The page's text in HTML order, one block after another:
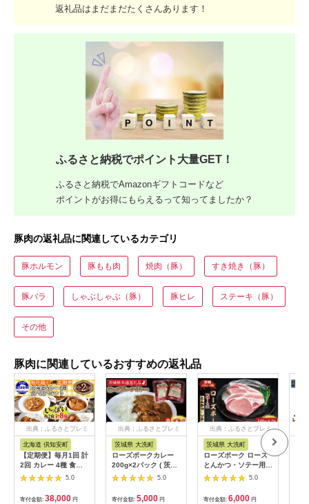
返礼品はまだまだたくさんあります！
ふるさと納税でポイント大量GET！
ふるさと納税でAmazonギフトコードなど
ポイントがお得にもらえるって知ってましたか？
豚肉の返礼品に関連しているカテゴリ
豚ホルモン 豚もも肉 焼肉（豚） すき焼き（豚）
豚バラ しゃぶしゃぶ（豚） 豚ヒレ ステーキ（豚）
その他
豚肉に関連しているおすすめの返礼品
出典：ふるさとプレミ
北海道 倶知安町
【定期便】毎月1回 計
2回 カレー 4種 食べ
比べ 8個 中辛 チキン
レッグ スープカレー
レトルト 業務用 北海
5.0
寄付金額: 38,000 円
出典：ふるさとプレミ
茨城県 大洗町
ローズポークカレー
200g×2パック ( 茨城
県共通返礼品・茨城県
産 ) ブランド豚 豚肉
茨城 ローズポーク カ
5.0
寄付金額: 5,000 円
出典：ふるさとプレミ
アム
茨城県 大洗町
ローズポーク ロース
とんかつ・ソテー用
約280g (140g×2枚) (
茨城県共通返礼品・茨
城県産 ) ブランド豚
5.0
寄付金額: 6,000 円